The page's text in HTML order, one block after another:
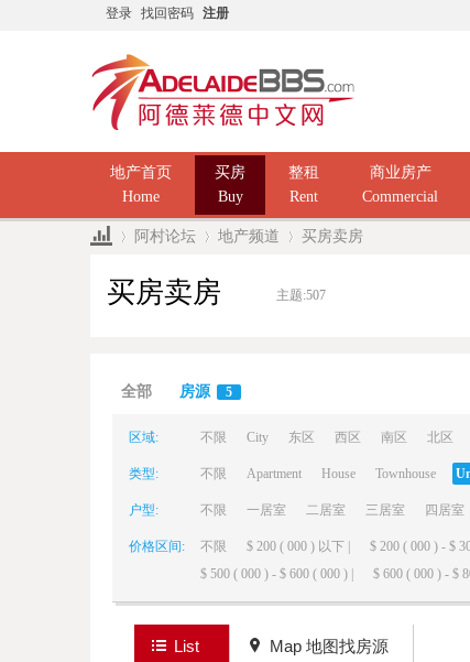
登录 找回密码 注册
地产首页
Home
买房
Buy
整租
Rent
商业房产
Commercial
阿村论坛 地产频道 买房卖房
买房卖房 主题:507
全部 房源 5
区域: 不限 City 东区 西区 南区 北区
类型: 不限 Apartment House Townhouse
户型: 不限 一居室 二居室 三居室 四居室
价格区间: 不限 $ 200 ( 000 ) 以下 | $ 200 ( 000 ) - $
$ 500 ( 000 ) - $ 600 ( 000 ) |
$ 600 ( 000 ) - $
List Map 地图找房源